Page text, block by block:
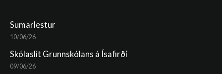
Sumarlestur
10/06/26
Skólaslit Grunnskólans á Ísafirði
09/06/26